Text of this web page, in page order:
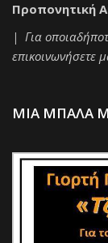
Προπονητική
| Για
επικοινωνήσετε
ΜΙΑ ΜΠΑΛΑ